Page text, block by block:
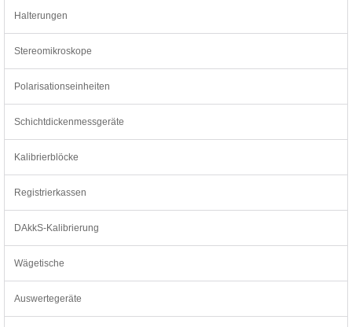
Halterungen
Stereomikroskope
Polarisationseinheiten
Schichtdickenmessgeräte
Kalibrierblöcke
Registrierkassen
DAkkS-Kalibrierung
Wägetische
Auswertegeräte